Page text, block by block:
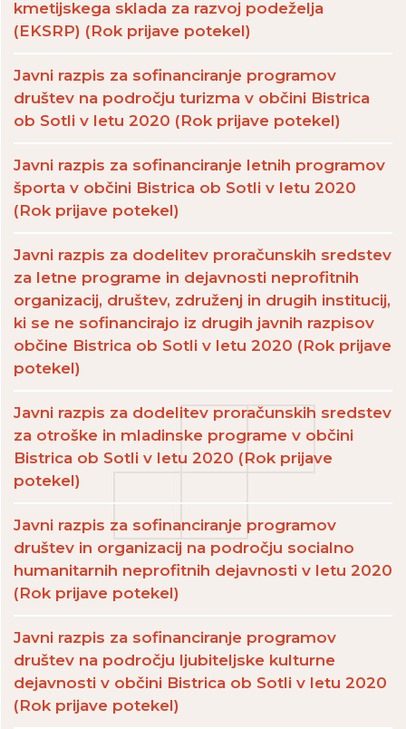
kmetijskega sklada za razvoj podeželja
(EKSRP) (Rok prijave potekel)
Javni razpis za sofinanciranje programov
društev na področju turizma v občini Bistrica
ob Sotli v letu 2020 (Rok prijave potekel)
Javni razpis za sofinanciranje letnih programov
športa v občini Bistrica ob Sotli v letu 2020
(Rok prijave potekel)
Javni razpis za dodelitev proračunskih sredstev
za letne programe in dejavnosti neprofitnih
organizacij, društev, združenj in drugih institucij,
ki se ne sofinancirajo iz drugih javnih razpisov
občine Bistrica ob Sotli v letu 2020 (Rok prijave
potekel)
Javni razpis za dodelitev proračunskih sredstev
za otroške in mladinske programe v občini
Bistrica ob Sotli v letu 2020 (Rok prijave
potekel)
Javni razpis za sofinanciranje programov
društev in organizacij na področju socialno
humanitarnih neprofitnih dejavnosti v letu 2020
(Rok prijave potekel)
Javni razpis za sofinanciranje programov
društev na področju ljubiteljske kulturne
dejavnosti v občini Bistrica ob Sotli v letu 2020
(Rok prijave potekel)